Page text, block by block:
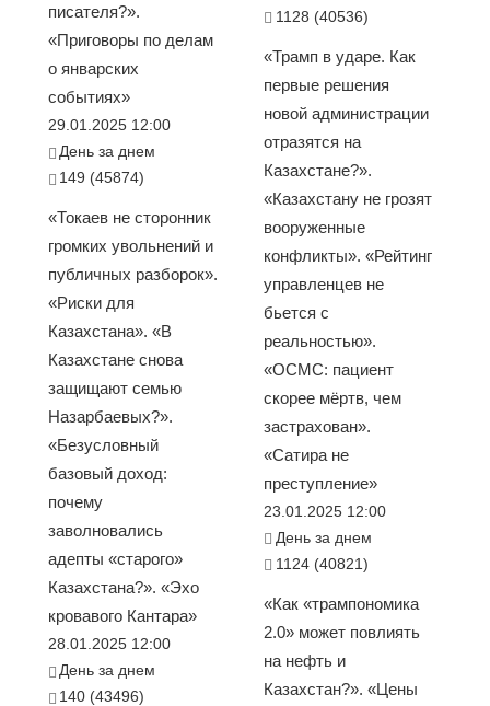
писателя?».
«Приговоры по делам
о январских
событиях»
29.01.2025 12:00
День за днем
149 (45874)
«Токаев не сторонник
громких увольнений и
публичных разборок».
«Риски для
Казахстана». «В
Казахстане снова
защищают семью
Назарбаевых?».
«Безусловный
базовый доход:
почему
заволновались
адепты «старого»
Казахстана?». «Эхо
кровавого Кантара»
28.01.2025 12:00
День за днем
140 (43496)
1128 (40536)
«Трамп в ударе. Как
первые решения
новой администрации
отразятся на
Казахстане?».
«Казахстану не грозят
вооруженные
конфликты». «Рейтинг
управленцев не
бьется с
реальностью».
«ОСМС: пациент
скорее мёртв, чем
застрахован».
«Сатира не
преступление»
23.01.2025 12:00
День за днем
1124 (40821)
«Как «трампономика
2.0» может повлиять
на нефть и
Казахстан?». «Цены